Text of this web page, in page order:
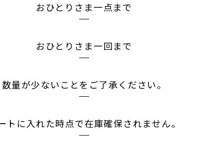
おひとりさま一点まで
おひとりさま一回まで
数量が少ないことをご了承ください。
トに入れた時点で在庫確保されません。